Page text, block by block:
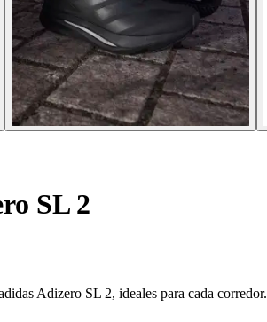
SL 2
Adizero SL 2, ideales para cada corredor.